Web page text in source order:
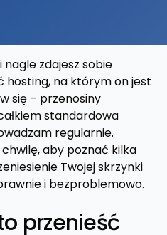
zdajesz sobie
hosting, na którym on jest
się – przenosiny
standardowa
regularnie.
aby poznać kilka
Twojej skrzynki
i bezproblemowo.
przenieść